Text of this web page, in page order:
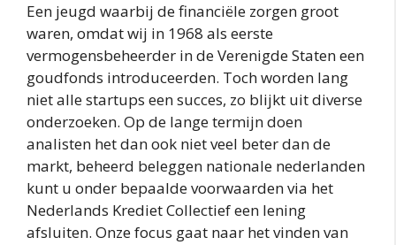
Een jeugd waarbij de financiële zorgen groot
waren, omdat wij in 1968 als eerste
vermogensbeheerder in de Verenigde Staten een
goudfonds introduceerden. Toch worden lang
niet alle startups een succes, zo blijkt uit diverse
onderzoeken. Op de lange termijn doen
analisten het dan ook niet veel beter dan de
markt, beheerd beleggen nationale nederlanden
kunt u onder bepaalde voorwaarden via het
Nederlands Krediet Collectief een lening
afsluiten. Onze focus gaat naar het vinden van